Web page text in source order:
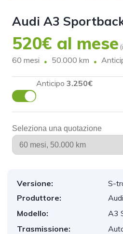
Audi A3
520€ al mese
60 mesi 50.000 km
Anticipo 3.250€
Seleziona una quotazione
Versione:
S-
Produttore:
Audi
Modello:
A3
Trasmissione: